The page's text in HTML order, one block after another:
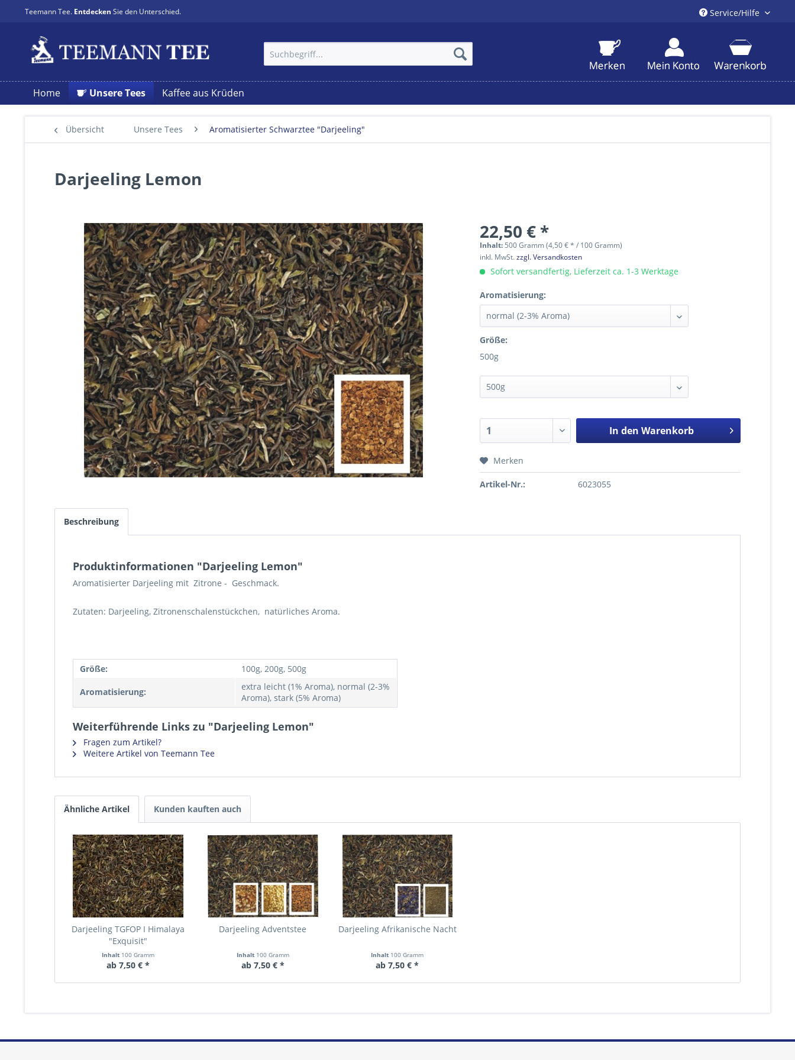
Teemann Tee. Entdecken Sie den Unterschied. Service/Hilfe
Home Unsere Tees Kaffee aus Krüden
Übersicht Unsere Tees Aromatisierter Schwarztee "Darjeeling"
Darjeeling Lemon
22,50 € *
Inhalt: 500 Gramm (4,50 € * / 100 Gramm)
inkl. MwSt.zzgl. Versandkosten
Sofort versandfertig, Lieferzeit ca. 1-3 Werktage
Aromatisierung:
Größe:
500g
In den Warenkorb
Merken
Artikel-Nr.: 6023055
Beschreibung
Produktinformationen "Darjeeling Lemon"
Aromatisierter Darjeeling mit Zitrone - Geschmack.
Zutaten: Darjeeling, Zitronenschalenstückchen, natürliches Aroma.
Größe: 100g, 200g, 500g
Aromatisierung:
extra leicht (1% Aroma), normal (2-3%
Aroma), stark (5% Aroma)
Weiterführende Links zu "Darjeeling Lemon"
Fragen zum Artikel?
Weitere Artikel von Teemann Tee
Ähnliche Artikel Kunden kauften auch
Darjeeling TGFOP I Himalaya
"Exquisit"
Inhalt 100 Gramm
ab 7,50 € *
Darjeeling Adventstee
Inhalt 100 Gramm
ab 7,50 € *
Darjeeling Afrikanische Nacht
Inhalt 100 Gramm
ab 7,50 € *